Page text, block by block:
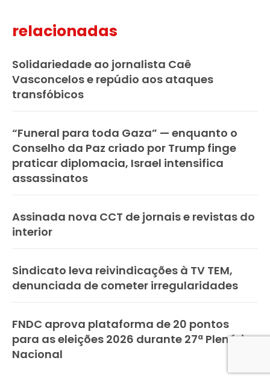
relacionadas
Solidariedade ao jornalista Caê
Vasconcelos e repúdio aos ataques
transfóbicos
“Funeral para toda Gaza” — enquanto o
Conselho da Paz criado por Trump finge
praticar diplomacia, Israel intensifica
assassinatos
Assinada nova CCT de jornais e revistas do
interior
Sindicato leva reivindicações à TV TEM,
denunciada de cometer irregularidades
FNDC aprova plataforma de 20 pontos
para as eleições 2026 durante 27ª Plenária
Nacional